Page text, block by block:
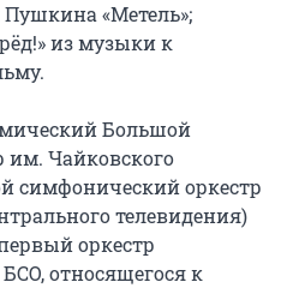
«Метель»;
из музыки к
Большой
им. Чайковского
симфонический оркестр
телевидения)
оркестр
относящегося к